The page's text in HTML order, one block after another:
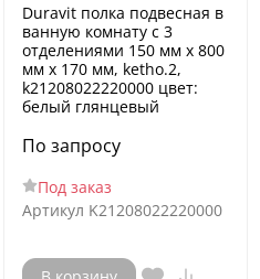
Duravit полка подвесная в
ванную комнату с 3
отделениями 150 мм х 800
мм х 170 мм, ketho.2,
k21208022220000 цвет:
белый глянцевый
По запросу
Под заказ
Артикул K21208022220000